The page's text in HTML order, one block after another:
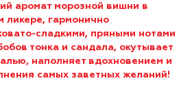
аромат морозной вишни в
ликере, гармонично
сладкими, пряными нотами
тонка и сандала, окутывает
наполняет вдохновением и
самых заветных желаний!